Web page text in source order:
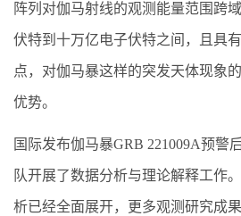
阵列对伽马射线的观测能量范围跨
伏特到十万亿电子伏特之间，且具
点，对伽马暴这样的突发天体现象
优势。
国际发布伽马暴GRB 221009A预警
队开展了数据分析与理论解释工作
析已经全面展开，更多观测研究成